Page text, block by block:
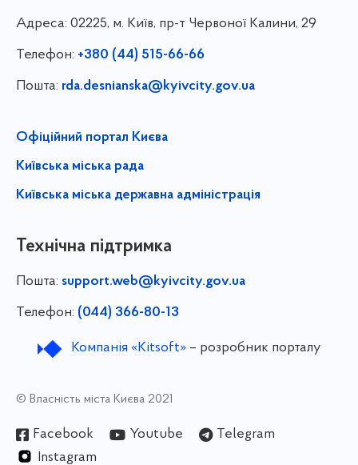
Адреса: 02225, м. Київ, пр-т Червоної Калини, 29
Телефон: +380 (44) 515-66-66
Пошта: rda.desnianska@kyivcity.gov.ua
Офіційний портал Києва
Київська міська рада
Київська міська державна адміністрація
Технічна підтримка
Пошта: support.web@kyivcity.gov.ua
Телефон: (044) 366-80-13
Компанія «Kitsoft»– розробник порталу
© Власність міста Києва 2021
Facebook Youtube
Telegram
Instagram